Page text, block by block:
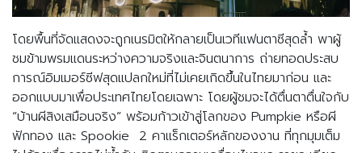
โดยพื้นที่จัดแสดงจะถูกเนรมิตให้กลายเป็นเวทีแฟนตาซีสุดล้ำ พาผู้
ชมข้ามพรมแดนระหว่างความจริงและจินตนาการ ถ่ายทอดประสบ
การณ์อิมเมอร์ซีฟสุดแปลกใหม่ที่ไม่เคยเกิดขึ้นในไทยมาก่อน และ
ออกแบบมาเพื่อประเทศไทยโดยเฉพาะ โดยผู้ชมจะได้ตื่นตาตื่นใจกับ
“บ้านผีสิงเสมือนจริง” พร้อมก้าวเข้าสู่โลกของ Pumpkie หรือผี
ฟักทอง และ Spookie 2 คาแร็กเตอร์หลักของงาน ที่ทุกมุมเต็ม